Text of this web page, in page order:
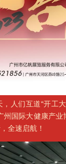
人们互道“开工大
州国际大健康产业
全速启航！